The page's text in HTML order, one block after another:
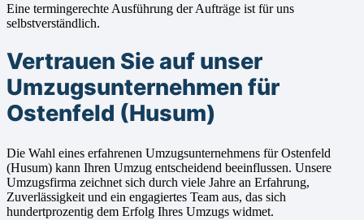
Eine termingerechte Ausführung der Aufträge ist für uns
selbstverständlich.
Vertrauen Sie auf unser
Umzugsunternehmen für
Ostenfeld (Husum)
Die Wahl eines erfahrenen Umzugsunternehmens für Ostenfeld
(Husum) kann Ihren Umzug entscheidend beeinflussen. Unsere
Umzugsfirma zeichnet sich durch viele Jahre an Erfahrung,
Zuverlässigkeit und ein engagiertes Team aus, das sich
hundertprozentig dem Erfolg Ihres Umzugs widmet.